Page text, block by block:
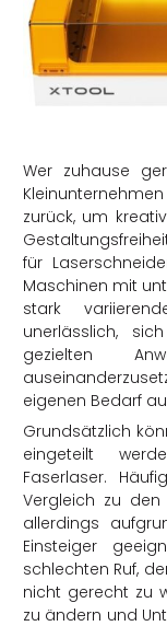
Wer zuhause
zurück, um
für
Maschinen mit
stark
unerlässlich,
gezielten
eigenen Bedarf
Grundsätzlich
eingeteilt
Faserlaser.
Vergleich zu
allerdings
Einsteiger
schlechten Ruf,
nicht gerecht zu
zu ändern und